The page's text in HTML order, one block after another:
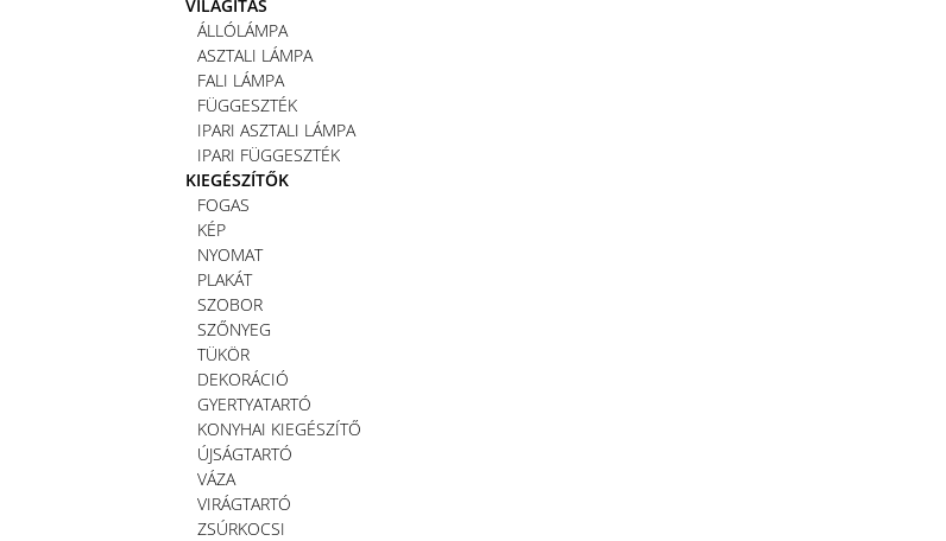
VILÁGÍTÁS
ÁLLÓLÁMPA
ASZTALI LÁMPA
FALI LÁMPA
FÜGGESZTÉK
IPARI ASZTALI LÁMPA
IPARI FÜGGESZTÉK
KIEGÉSZÍTŐK
FOGAS
KÉP
NYOMAT
PLAKÁT
SZOBOR
SZŐNYEG
TÜKÖR
DEKORÁCIÓ
GYERTYATARTÓ
KONYHAI KIEGÉSZÍTŐ
ÚJSÁGTARTÓ
VÁZA
VIRÁGTARTÓ
ZSÚRKOCSI